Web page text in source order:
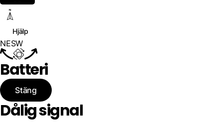
Hjälp
NESW
Batteri
Stäng
Dålig signal